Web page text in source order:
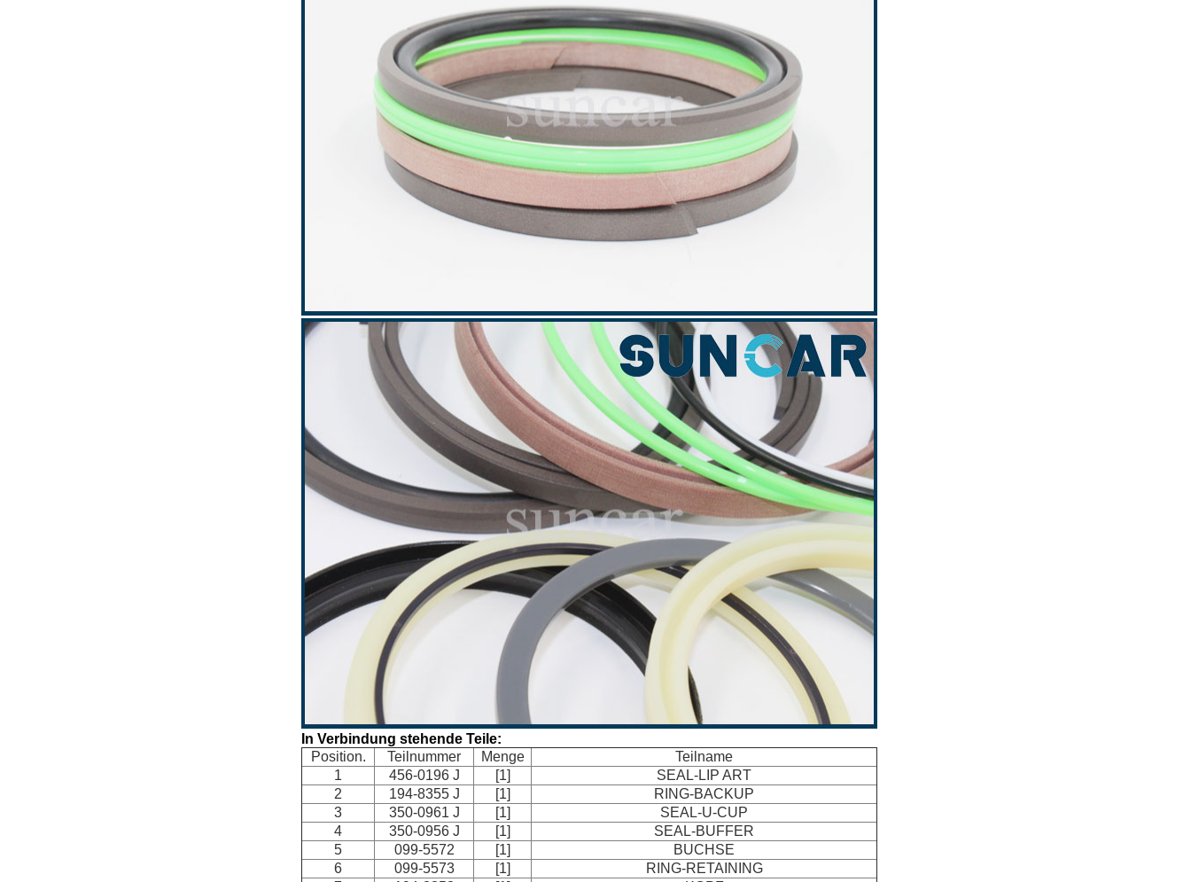
In Verbindung stehende Teile:
Position.
Teilnummer Menge
Teilname
1
456-0196 J [1]
SEAL-LIP ART
2
194-8355 J [1]
RING-BACKUP
3
350-0961 J [1]
SEAL-U-CUP
4
350-0956 J [1]
SEAL-BUFFER
5
099-5572 [1]
BUCHSE
6
099-5573 [1]
RING-RETAINING